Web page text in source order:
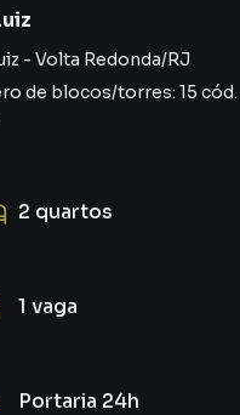
- Volta Redonda/RJ
de blocos/torres: 15 cód.
2 quartos
1 vaga
Portaria 24h